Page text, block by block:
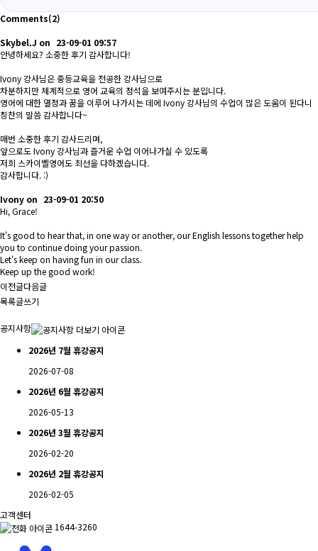
Comments(2)
Skybel.J on 23-09-01 09:57
안녕하세요? 소중한 후기 감사합니다!
Ivony 강사님은 중등교육을 전공한 강사님으로
차분하지만 체계적으로 영어 교육의 정석을 보여주시는 분입니다.
영어에 대한 열정과 꿈을 이루어 나가시는 데에 Ivony 강사님의 수업이 많은 도움이 된다니
칭찬의 말씀 감사합니다~
매번 소중한 후기 감사드리며,
앞으로도 Ivony 강사님과 즐거운 수업 이어나가실 수 있도록
저희 스카이벨영어도 최선을 다하겠습니다.
감사합니다. :)
Ivony on 23-09-01 20:50
Hi, Grace!
It's good to hear that, in one way or another, our English lessons together help
you to continue doing your passion.
Let's keep on having fun in our class.
Keep up the good work!
이전글다음글
목록글쓰기
공지사항
2026년 7월 휴강공지
2026-07-08
2026년 6월 휴강공지
2026-05-13
2026년 3월 휴강공지
2026-02-20
2026년 2월 휴강공지
2026-02-05
고객센터
1644-3260